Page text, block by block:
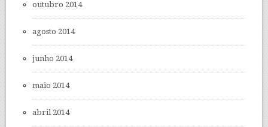
outubro 2014
agosto 2014
junho 2014
maio 2014
abril 2014